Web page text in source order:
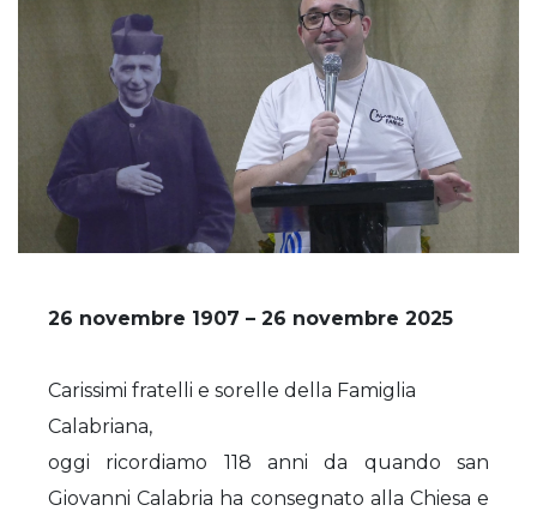
26 novembre 1907 – 26 novembre 2025
Carissimi fratelli e sorelle della Famiglia
Calabriana,
oggi ricordiamo 118 anni da quando san
Giovanni Calabria ha consegnato alla Chiesa e